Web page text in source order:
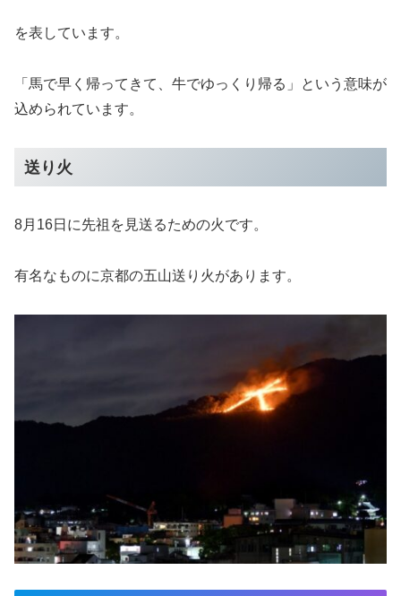
を表しています。
「馬で早く帰ってきて、牛でゆっくり帰る」という意味が
込められています。
送り火
8月16日に先祖を見送るための火です。
有名なものに京都の五山送り火があります。